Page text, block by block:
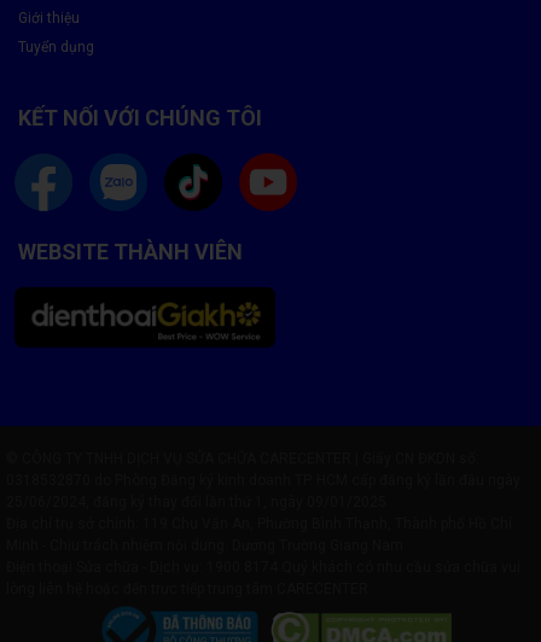
Giới thiệu
Tuyển dụng
KẾT NỐI VỚI CHÚNG TÔI
WEBSITE THÀNH VIÊN